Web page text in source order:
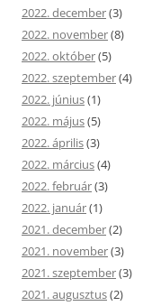
2022. december(3)
2022. november(8)
2022. október(5)
2022. szeptember(4)
2022. június(1)
2022. május(5)
2022. április(3)
2022. március(4)
2022. február(3)
2022. január(1)
2021. december(2)
2021. november(3)
2021. szeptember(3)
2021. augusztus(2)